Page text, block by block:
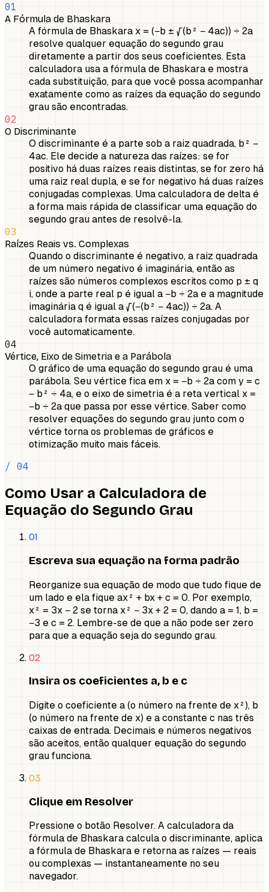
01
A Fórmula de Bhaskara
A fórmula de Bhaskara x = (−b ± √(b² − 4ac)) ÷ 2a
resolve qualquer equação do segundo grau
diretamente a partir dos seus coeficientes. Esta
calculadora usa a fórmula de Bhaskara e mostra
cada substituição, para que você possa acompanhar
exatamente como as raízes da equação do segundo
grau são encontradas.
02
O Discriminante
O discriminante é a parte sob a raiz quadrada, b² −
4ac. Ele decide a natureza das raízes: se for
positivo há duas raízes reais distintas, se for zero há
uma raiz real dupla, e se for negativo há duas raízes
conjugadas complexas. Uma calculadora de delta é
a forma mais rápida de classificar uma equação do
segundo grau antes de resolvê-la.
03
Raízes Reais vs. Complexas
Quando o discriminante é negativo, a raiz quadrada
de um número negativo é imaginária, então as
raízes são números complexos escritos como p ± q
i, onde a parte real p é igual a −b ÷ 2a e a magnitude
imaginária q é igual a √(−(b² − 4ac)) ÷ 2a. A
calculadora formata essas raízes conjugadas por
você automaticamente.
04
Vértice, Eixo de Simetria e a Parábola
O gráfico de uma equação do segundo grau é uma
parábola. Seu vértice fica em x = −b ÷ 2a com y = c
− b² ÷ 4a, e o eixo de simetria é a reta vertical x =
−b ÷ 2a que passa por esse vértice. Saber como
resolver equações do segundo grau junto com o
vértice torna os problemas de gráficos e
otimização muito mais fáceis.
/ 04
Como Usar a Calculadora de
Equação do Segundo Grau
01
Escreva sua equação na forma padrão
Reorganize sua equação de modo que tudo fique de
um lado e ela fique ax² + bx + c = 0. Por exemplo,
x² = 3x − 2 se torna x² − 3x + 2 = 0, dando a = 1, b =
−3 e c = 2. Lembre-se de que a não pode ser zero
para que a equação seja do segundo grau.
02
Insira os coeficientes a, b e c
Digite o coeficiente a (o número na frente de x²), b
(o número na frente de x) e a constante c nas três
caixas de entrada. Decimais e números negativos
são aceitos, então qualquer equação do segundo
grau funciona.
03
Clique em Resolver
Pressione o botão Resolver. A calculadora da
fórmula de Bhaskara calcula o discriminante, aplica
a fórmula de Bhaskara e retorna as raízes — reais
ou complexas — instantaneamente no seu
navegador.